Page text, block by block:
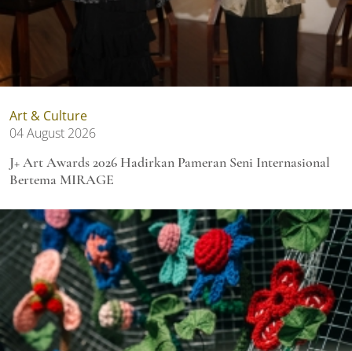
Art & Culture
04 August 2026
J+ Art Awards 2026 Hadirkan Pameran Seni Internasional
Bertema MIRAGE